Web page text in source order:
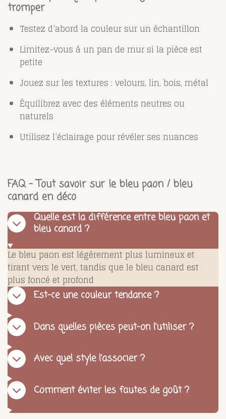
tromper
Testez d’abord la couleur sur un échantillon
Limitez-vous à un pan de mur si la pièce est
petite
Jouez sur les textures : velours, lin, bois, métal
Équilibrez avec des éléments neutres ou
naturels
Utilisez l’éclairage pour révéler ses nuances
FAQ – Tout savoir sur le bleu paon / bleu
canard en déco
Quelle est la différence entre bleu paon et
bleu canard ?
Le bleu paon est légèrement plus lumineux et
tirant vers le vert, tandis que le bleu canard est
plus foncé et profond
Est-ce une couleur tendance ?
Dans quelles pièces peut-on l’utiliser ?
Avec quel style l’associer ?
Comment éviter les fautes de goût ?